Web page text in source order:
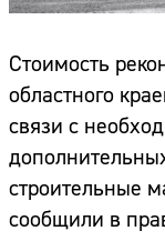
Стоимость
областного
связи с
строительные
сообщили в